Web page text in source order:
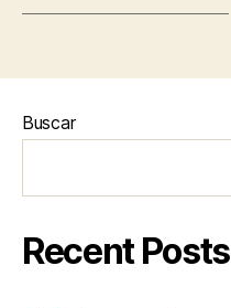
Buscar
Recent Posts